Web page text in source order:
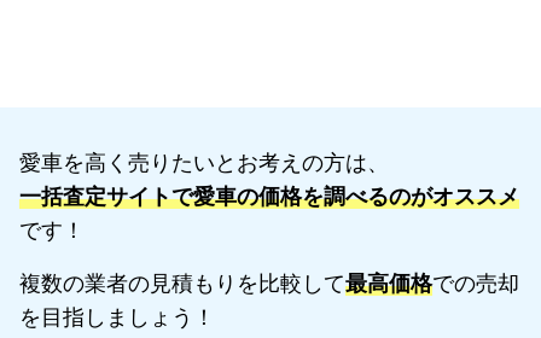
愛車を高く売りたいとお考えの方は、
一括査定サイトで愛車の価格を調べるのがオススメ
です！
複数の業者の見積もりを比較して最高価格での売却
を目指しましょう！